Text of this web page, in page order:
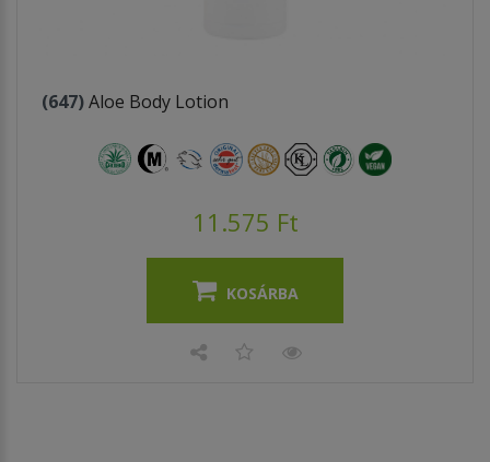
(647)Aloe Body Lotion
11.575 Ft
KOSÁRBA